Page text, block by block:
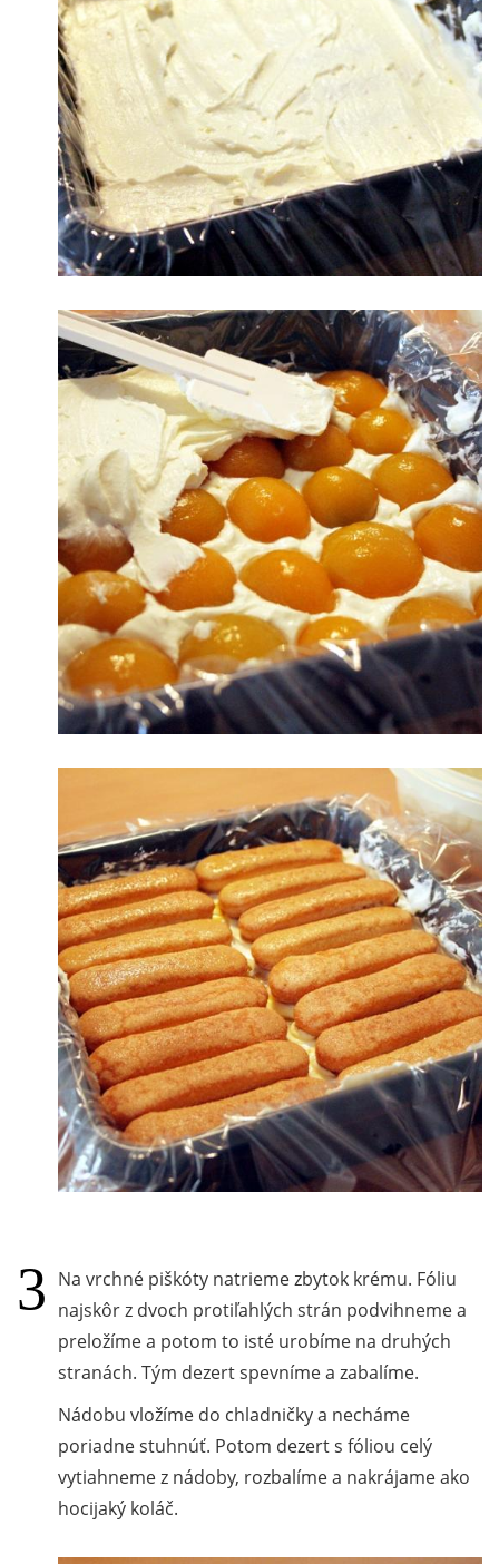
Na vrchné piškóty natrieme zbytok krému. Fóliu
najskôr z dvoch protiľahlých strán podvihneme a
preložíme a potom to isté urobíme na druhých
stranách. Tým dezert spevníme a zabalíme.
Nádobu vložíme do chladničky a necháme
poriadne stuhnúť. Potom dezert s fóliou celý
vytiahneme z nádoby, rozbalíme a nakrájame ako
hocijaký koláč.